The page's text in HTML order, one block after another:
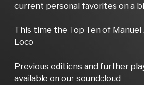
current personal favorites on a
This time the Top Ten of Manuel
Loco
Previous editions and further
available on our soundcloud